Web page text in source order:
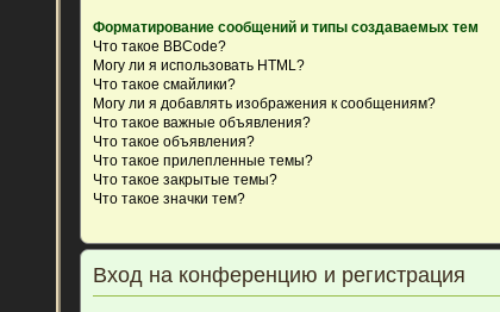
Форматирование сообщений и типы создаваемых тем
Что такое BBCode?
Могу ли я использовать HTML?
Что такое смайлики?
Могу ли я добавлять изображения к сообщениям?
Что такое важные объявления?
Что такое объявления?
Что такое прилепленные темы?
Что такое закрытые темы?
Что такое значки тем?
Вход на конференцию и регистрация